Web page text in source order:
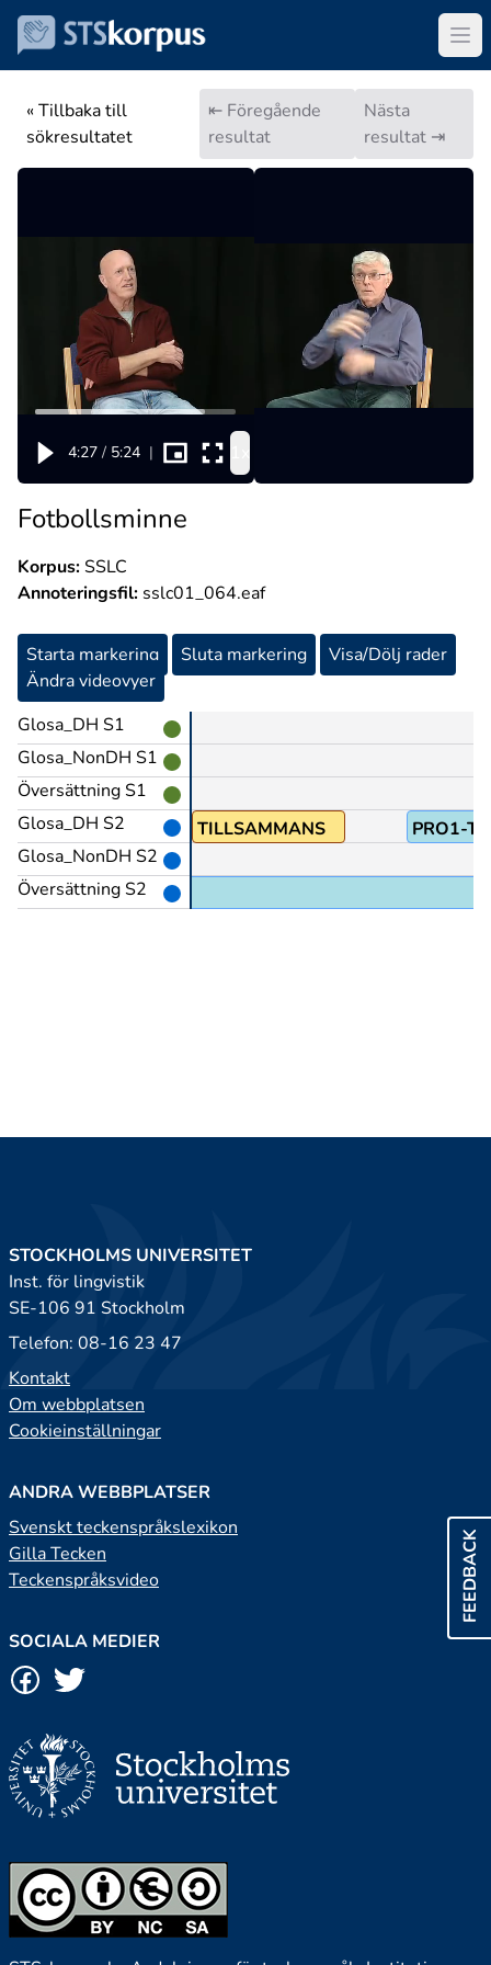
« Tillbaka till
sökresultatet
⇤ Föregående
resultat
Nästa
resultat ⇥
4:27 / 5:24 |
Fotbollsminne
Korpus:SSLC
Annoteringsfil: sslc01_064.eaf
Starta markering Sluta markering
Visa/Dölj rader
Ändra videovyer
Glosa_DH S1
Glosa_NonDH S1
Översättning S1
Glosa_DH S2
Glosa_NonDH S2
Översättning S2
TILLSAMMANS PRO1-
FEEDBACK
STOCKHOLMS UNIVERSITET
Inst. för lingvistik
SE-106 91 Stockholm
Telefon: 08-16 23 47
Kontakt
Om webbplatsen
Cookieinställningar
ANDRA WEBBPLATSER
Svenskt teckenspråkslexikon
Gilla Tecken
Teckenspråksvideo
SOCIALA MEDIER